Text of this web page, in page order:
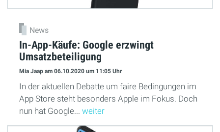
News
In-App-Käufe: Google erzwingt
Umsatzbeteiligung
Mia Jaap am 06.10.2020 um 11:05 Uhr
In der aktuellen Debatte um faire Bedingungen im
App Store steht besonders Apple im Fokus. Doch
nun hat Google... weiter